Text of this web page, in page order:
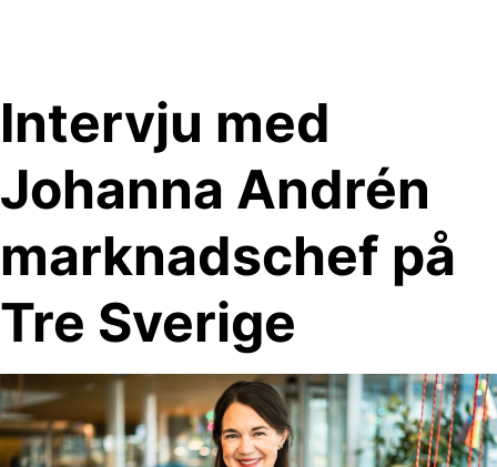
Intervju med
Johanna Andrén
marknadschef på
Tre Sverige